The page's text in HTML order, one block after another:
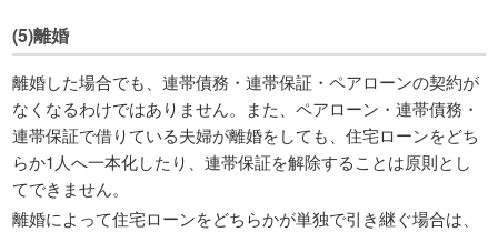
(5)離婚
離婚した場合でも、連帯債務・連帯保証・ペアローンの契約が
なくなるわけではありません。また、ペアローン・連帯債務・
連帯保証で借りている夫婦が離婚をしても、住宅ローンをどち
らか1人へ一本化したり、連帯保証を解除することは原則とし
てできません。
離婚によって住宅ローンをどちらかが単独で引き継ぐ場合は、